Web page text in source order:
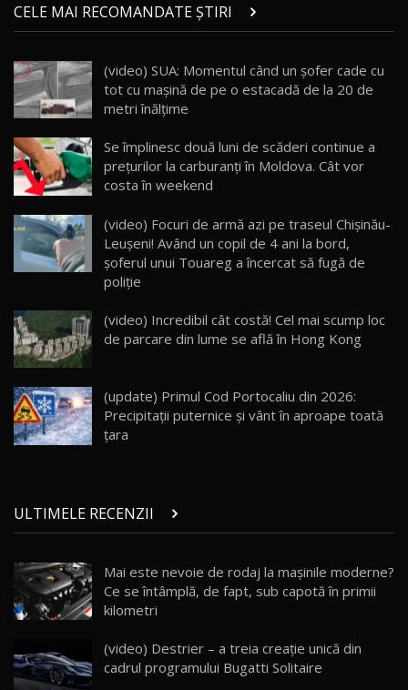
21
AutoBlog.MD
16:59
22
Noua Mazda 6e / Test Drive AutoBlog.MD
26:59
23
Lynk & Co 01 / Test Drive AutoBlog.MD
25:19
Van Electric Testat în Moldova / AutoBlog.MD
26:38
Land Rover Defender OCTA Edition One: Cel
Moldova
32:21
26
27
Test Drive: Noile modele FENDT! Cum e să
28
dotat / Test Drive AutoBlog.MD
29
ZEEKR 9X - PRIMUL TEST DRIVE ÎN ROMÂNĂ!
CUM SE CONDUCE?
33:40
30
Primele impresii despre BYD Seal U DM-i,
Sealion 7 și Seal 5 DM-i / Test Drive
AutoBlog.MD
10:58
CELE MAI RECOMANDATE ȘTIRI
(video) SUA: Momentul când un şofer cade cu
tot cu maşină de pe o estacadă de la 20 de
metri înălţime
Se împlinesc două luni de scăderi continue a
prețurilor la carburanți în Moldova. Cât vor
costa în weekend
(video) Focuri de armă azi pe traseul Chișinău-
Leușeni! Având un copil de 4 ani la bord,
șoferul unui Touareg a încercat să fugă de
poliție
(video) Incredibil cât costă! Cel mai scump loc
de parcare din lume se află în Hong Kong
(update) Primul Cod Portocaliu din 2026:
Precipitații puternice și vânt în aproape toată
țara
ULTIMELE RECENZII
Mai este nevoie de rodaj la mașinile moderne?
Ce se întâmplă, de fapt, sub capotă în primii
kilometri
(video) Destrier – a treia creație unică din
cadrul programului Bugatti Solitaire